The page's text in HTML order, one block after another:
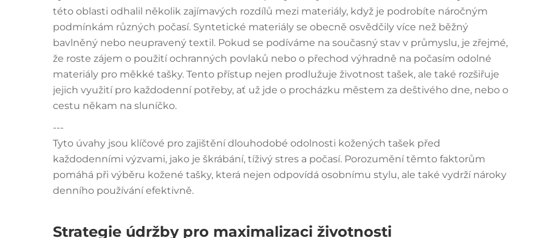
této oblasti odhalil několik zajímavých rozdílů mezi materiály, když je podrobíte náročným
podmínkám různých počasí. Syntetické materiály se obecně osvědčily více než běžný
bavlněný nebo neupravený textil. Pokud se podíváme na současný stav v průmyslu, je zřejmé,
že roste zájem o použití ochranných povlaků nebo o přechod výhradně na počasím odolné
materiály pro měkké tašky. Tento přístup nejen prodlužuje životnost tašek, ale také rozšiřuje
jejich využití pro každodenní potřeby, ať už jde o procházku městem za deštivého dne, nebo o
cestu někam na sluníčko.
---
Tyto úvahy jsou klíčové pro zajištění dlouhodobé odolnosti kožených tašek před
každodenními výzvami, jako je škrábání, tíživý stres a počasí. Porozumění těmto faktorům
pomáhá při výběru kožené tašky, která nejen odpovídá osobnímu stylu, ale také vydrží nároky
denního používání efektivně.
Strategie údržby pro maximalizaci životnosti